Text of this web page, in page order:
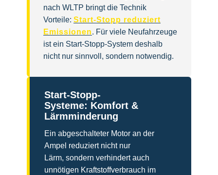
nach WLTP bringt die Technik
Vorteile: Start-Stopp reduziert
Emissionen. Für viele Neufahrzeuge
ist ein Start-Stopp-System deshalb
nicht nur sinnvoll, sondern notwendig.
Start-Stopp-
Systeme: Komfort &
Lärmminderung
Ein abgeschalteter Motor an der
Ampel reduziert nicht nur
Lärm, sondern verhindert auch
unnötigen Kraftstoffverbrauch im